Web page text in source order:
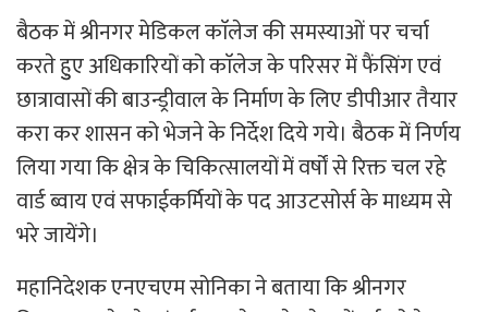
बैठक में श्रीनगर मेडिकल काॅलेज की समस्याओं पर चर्चा
करते हुुए अधिकारियों को काॅलेज के परिसर में फैंसिंग एवं
छात्रावासों की बाउन्ड्रीवाल के निर्माण के लिए डीपीआर तैयार
करा कर शासन को भेजने के निर्देश दिये गये। बैठक में निर्णय
लिया गया कि क्षेत्र के चिकित्सालयों में वर्षों से रिक्त चल रहे
वार्ड ब्वाय एवं सफाईकर्मियों के पद आउटसोर्स के माध्यम से
भरे जायेंगे।
महानिदेशक एनएचएम सोनिका ने बताया कि श्रीनगर